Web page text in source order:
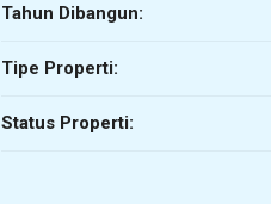
Tahun Dibangun:
Tipe Properti:
Status Properti: